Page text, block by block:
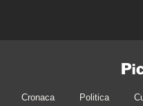
Cronaca Politica